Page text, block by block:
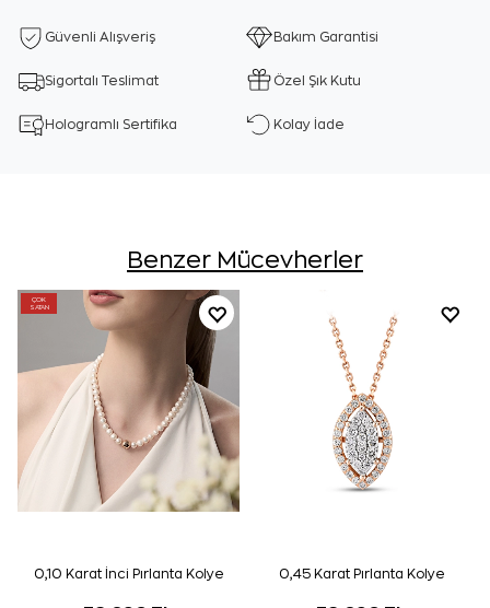
Güvenli Alışveriş Bakım Garantisi
Sigortalı Teslimat Özel Şık Kutu
Hologramlı Sertifika Kolay İade
Benzer Mücevherler
ÇOK
SATAN
0,10 Karat İnci Pırlanta Kolye 0,45 Karat Pırlanta Kolye